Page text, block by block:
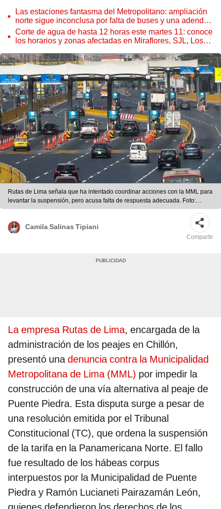
Las estaciones fantasma del Metropolitano: ampliación
norte sigue inconclusa por falta de buses y una adenda
estancada
Corte de agua de hasta 12 horas este martes 11: conoce
los horarios y zonas afectadas en Miraflores, SJL, Los
Rutas de Lima señala que ha intentado coordinar acciones con la MML para
levantar la suspensión, pero acusa falta de respuesta adecuada. Foto:
composición LR/Andina
Camila Salinas Tipiani
Compartir
La empresa Rutas de Lima, encargada de la
administración de los peajes en Chillón,
presentó unadenuncia contra la Municipalidad
Metropolitana de Lima (MML) por impedir la
construcción de una vía alternativa al peaje de
Puente Piedra. Esta disputa surge a pesar de
una resolución emitida por el Tribunal
Constitucional (TC), que ordena la suspensión
de la tarifa en la Panamericana Norte. El fallo
fue resultado de los hábeas corpus
interpuestos por la Municipalidad de Puente
Piedra y Ramón Lucianeti Pairazamán León,